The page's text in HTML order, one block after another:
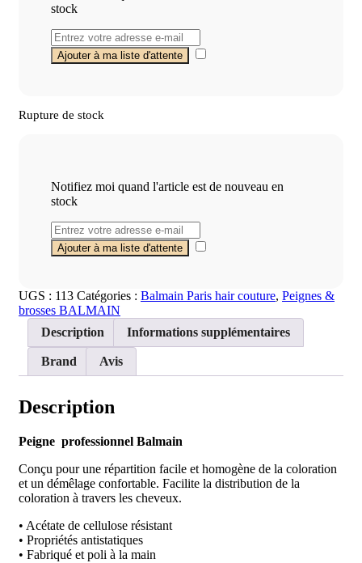
stock
Rupture de stock
Notifiez moi quand l'article est de nouveau en
stock
UGS : 113 Catégories : Balmain Paris hair couture, Peignes &
brosses BALMAIN
Description
Informations supplémentaires
Brand Avis
Description
Peigne professionnel Balmain
Conçu pour une répartition facile et homogène de la coloration
et un démêlage confortable. Facilite la distribution de la
coloration à travers les cheveux.
• Acétate de cellulose résistant
• Propriétés antistatiques
• Fabriqué et poli à la main